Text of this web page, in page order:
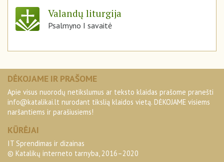
Valandų liturgija
Psalmyno I savaitė
DĖKOJAME IR PRAŠOME
Apie visus nuorodų netikslumus ar teksto klaidas prašome pranešti
info@katalikai.lt nurodant tikslią klaidos vietą. DĖKOJAME visiems
naršantiems ir parašiusiems!
KŪRĖJAI
IT Sprendimas ir dizainas
© Katalikų interneto tarnyba, 2016–2020